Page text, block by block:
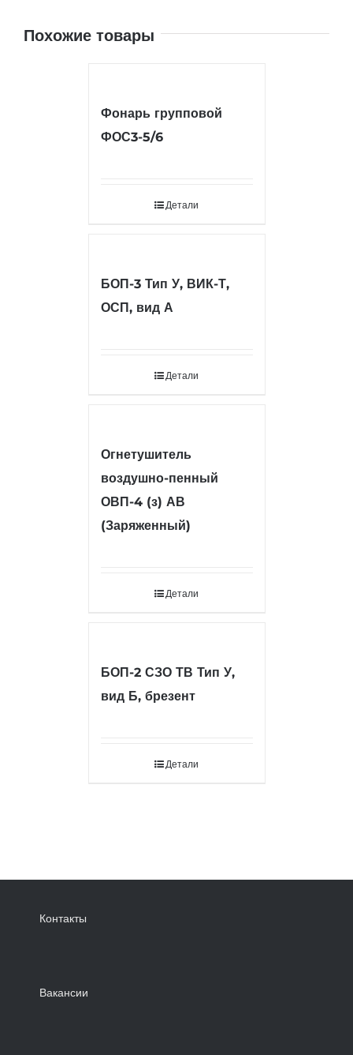
Похожие товары
Фонарь групповой
ФОС3-5/6
Детали
БОП-3 Тип У, ВИК-Т,
ОСП, вид А
Детали
Огнетушитель
воздушно-пенный
ОВП-4 (з) АВ
(Заряженный)
Детали
БОП-2 СЗО ТВ Тип У,
вид Б, брезент
Детали
Контакты
Вакансии